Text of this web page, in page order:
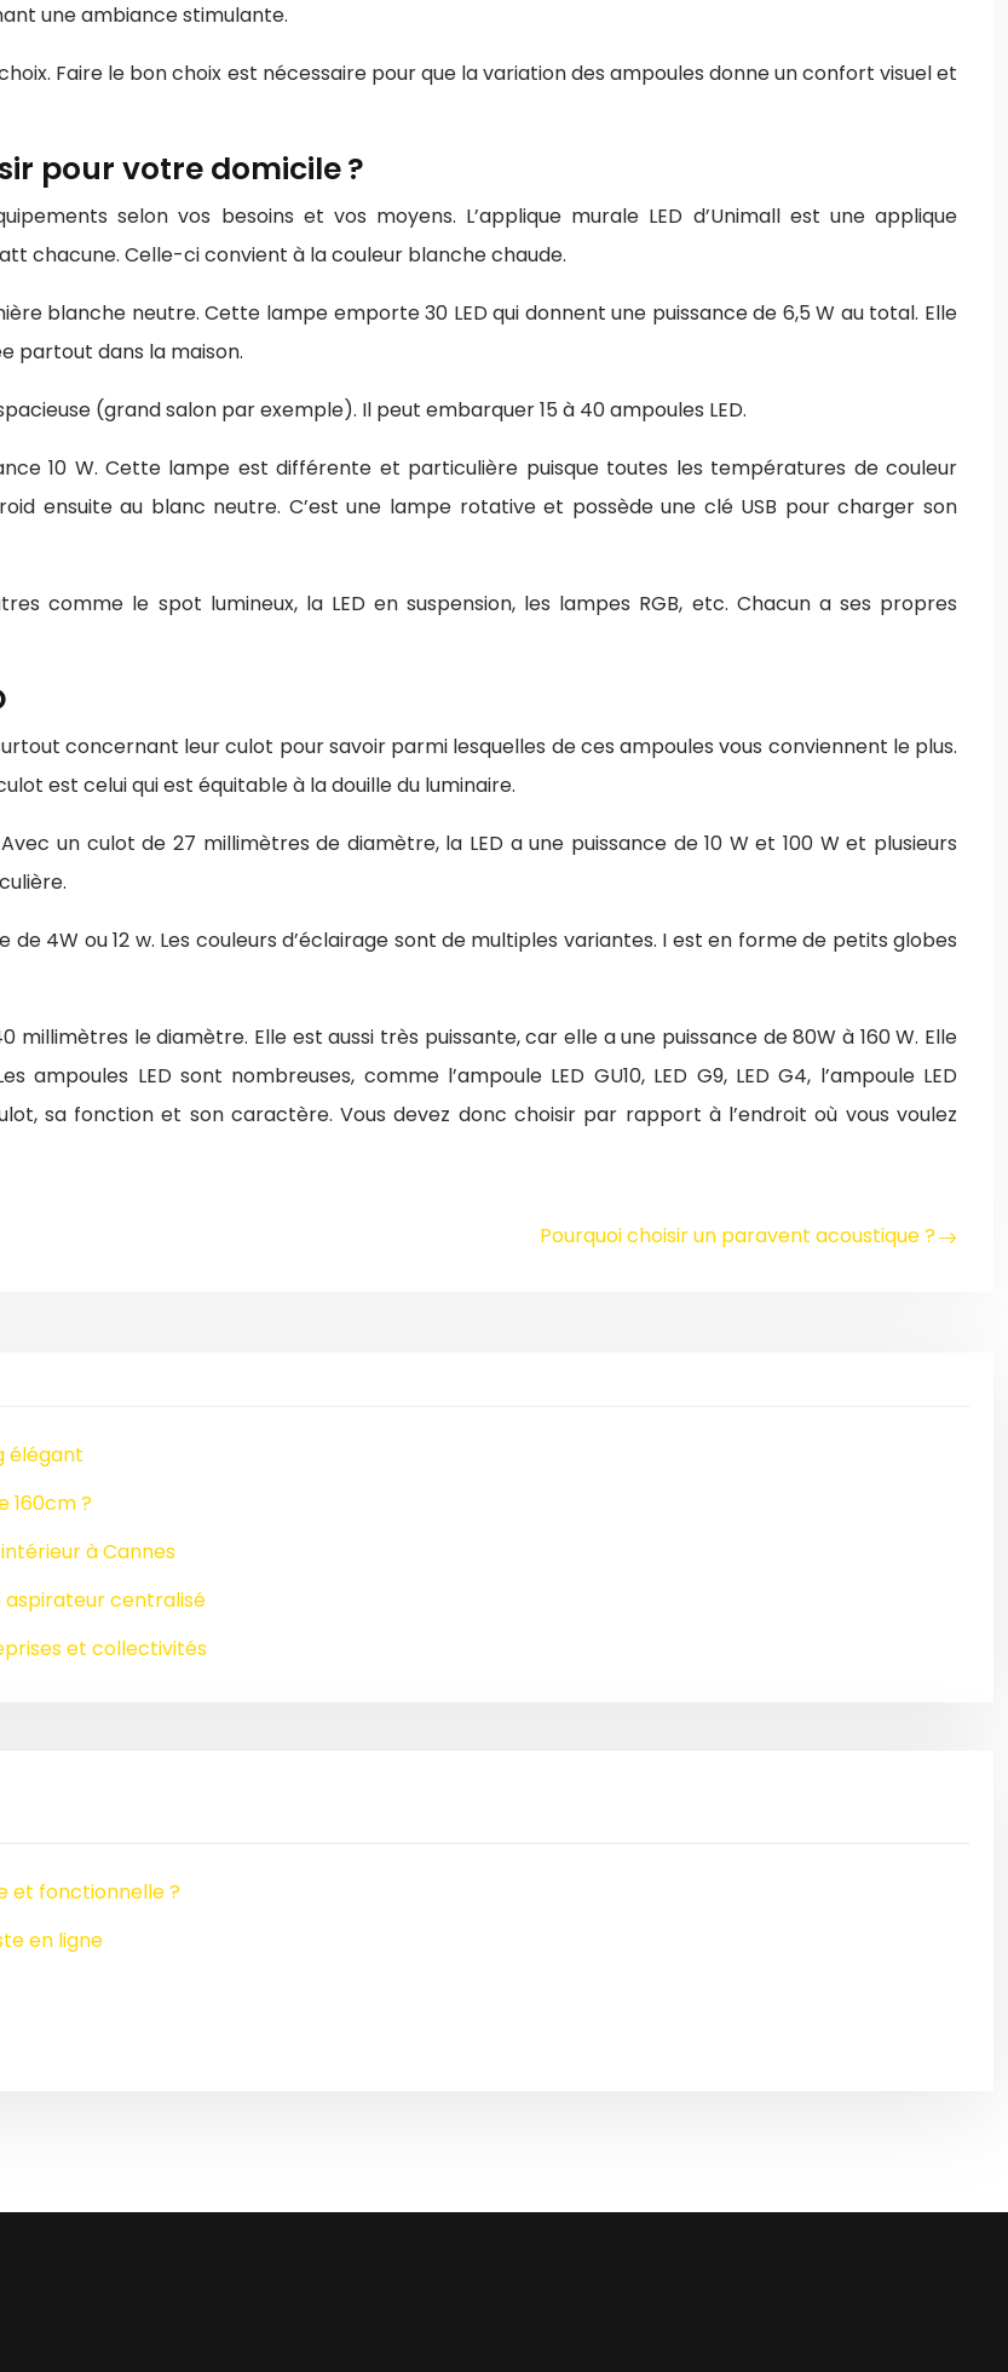
une ambiance stimulante.
Faire le bon choix est nécessaire pour que la variation des ampoules donne un confort visuel et
pour votre domicile ?
selon vos besoins et vos moyens. L’applique murale LED d’Unimall est une applique
chacune. Celle-ci convient à la couleur blanche chaude.
blanche neutre. Cette lampe emporte 30 LED qui donnent une puissance de 6,5 W au total. Elle
partout dans la maison.
(grand salon par exemple). Il peut embarquer 15 à 40 ampoules LED.
10 W. Cette lampe est différente et particulière puisque toutes les températures de couleur
ensuite au blanc neutre. C’est une lampe rotative et possède une clé USB pour charger son
comme le spot lumineux, la LED en suspension, les lampes RGB, etc. Chacun a ses propres
concernant leur culot pour savoir parmi lesquelles de ces ampoules vous conviennent le plus.
est celui qui est équitable à la douille du luminaire.
un culot de 27 millimètres de diamètre, la LED a une puissance de 10 W et 100 W et plusieurs
4W ou 12 w. Les couleurs d’éclairage sont de multiples variantes. I est en forme de petits globes
millimètres le diamètre. Elle est aussi très puissante, car elle a une puissance de 80W à 160 W. Elle
LED sont nombreuses, comme l’ampoule LED GU10, LED G9, LED G4, l’ampoule LED
sa fonction et son caractère. Vous devez donc choisir par rapport à l’endroit où vous voulez
Pourquoi choisir un paravent acoustique ?
élégant
160cm ?
à Cannes
aspirateur centralisé
et collectivités
et fonctionnelle ?
en ligne